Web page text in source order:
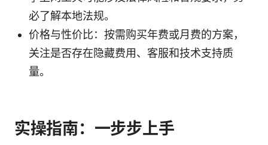
必了解本地法规。
价格与性价比：按需购买年费或月费的方案，
关注是否存在隐藏费用、客服和技术支持质
量。
实操指南：一步步上手